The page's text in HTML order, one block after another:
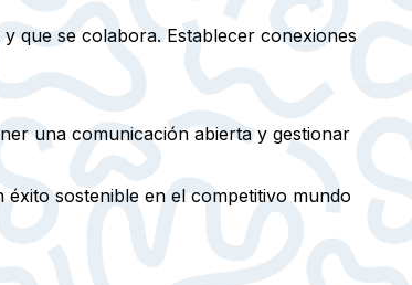
que se colabora. Establecer conexiones
una comunicación abierta y gestionar
sostenible en el competitivo mundo